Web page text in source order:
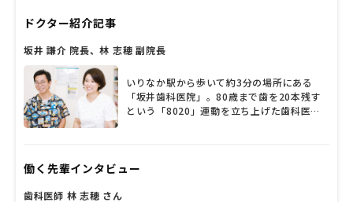
ドクター紹介記事
坂井 謙介 院長、林 志穂 副院長
いりなか駅から歩いて約3分の場所にある
「坂井歯科医院」。80歳まで歯を20本残す
という「8020」運動を立ち上げた歯科医師
献したいという信念のもと日々診療に懸命に
働く先輩インタビュー
歯科医師 林 志穂 さん